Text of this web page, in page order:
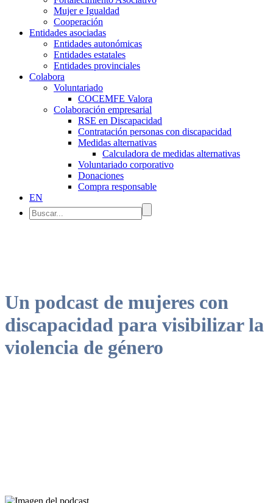
Mujer e Igualdad
Cooperación
Entidades asociadas
Entidades autonómicas
Entidades estatales
Entidades provinciales
Colabora
Voluntariado
COCEMFE Valora
Colaboración empresarial
RSE en Discapacidad
Contratación personas con discapacidad
Medidas alternativas
Calculadora de medidas alternativas
Voluntariado corporativo
Donaciones
Compra responsable
EN
Un podcast de mujeres con
discapacidad para visibilizar la
violencia de género